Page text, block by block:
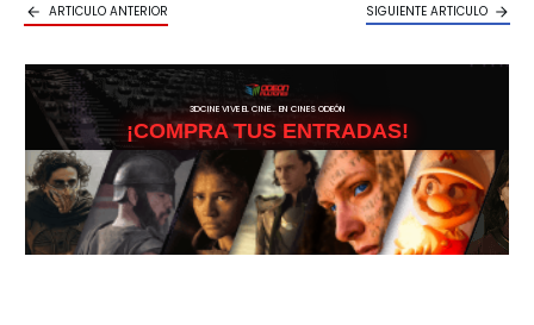
ARTICULO ANTERIOR SIGUIENTE ARTICULO
3DCINE VIVE EL CINE… EN CINES ODEÓN
¡COMPRA TUS ENTRADAS!